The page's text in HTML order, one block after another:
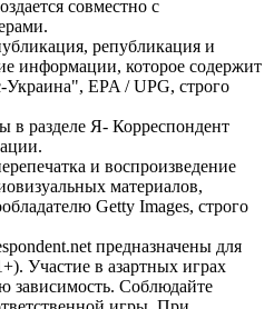
совместно с
републикация и
информации, которое содержит
EPA / UPG, строго
в разделе Я- Корреспондент
и воспроизведение
материалов,
Getty Images, строго
предназначены для
Участие в азартных играх
зависимость. Соблюдайте